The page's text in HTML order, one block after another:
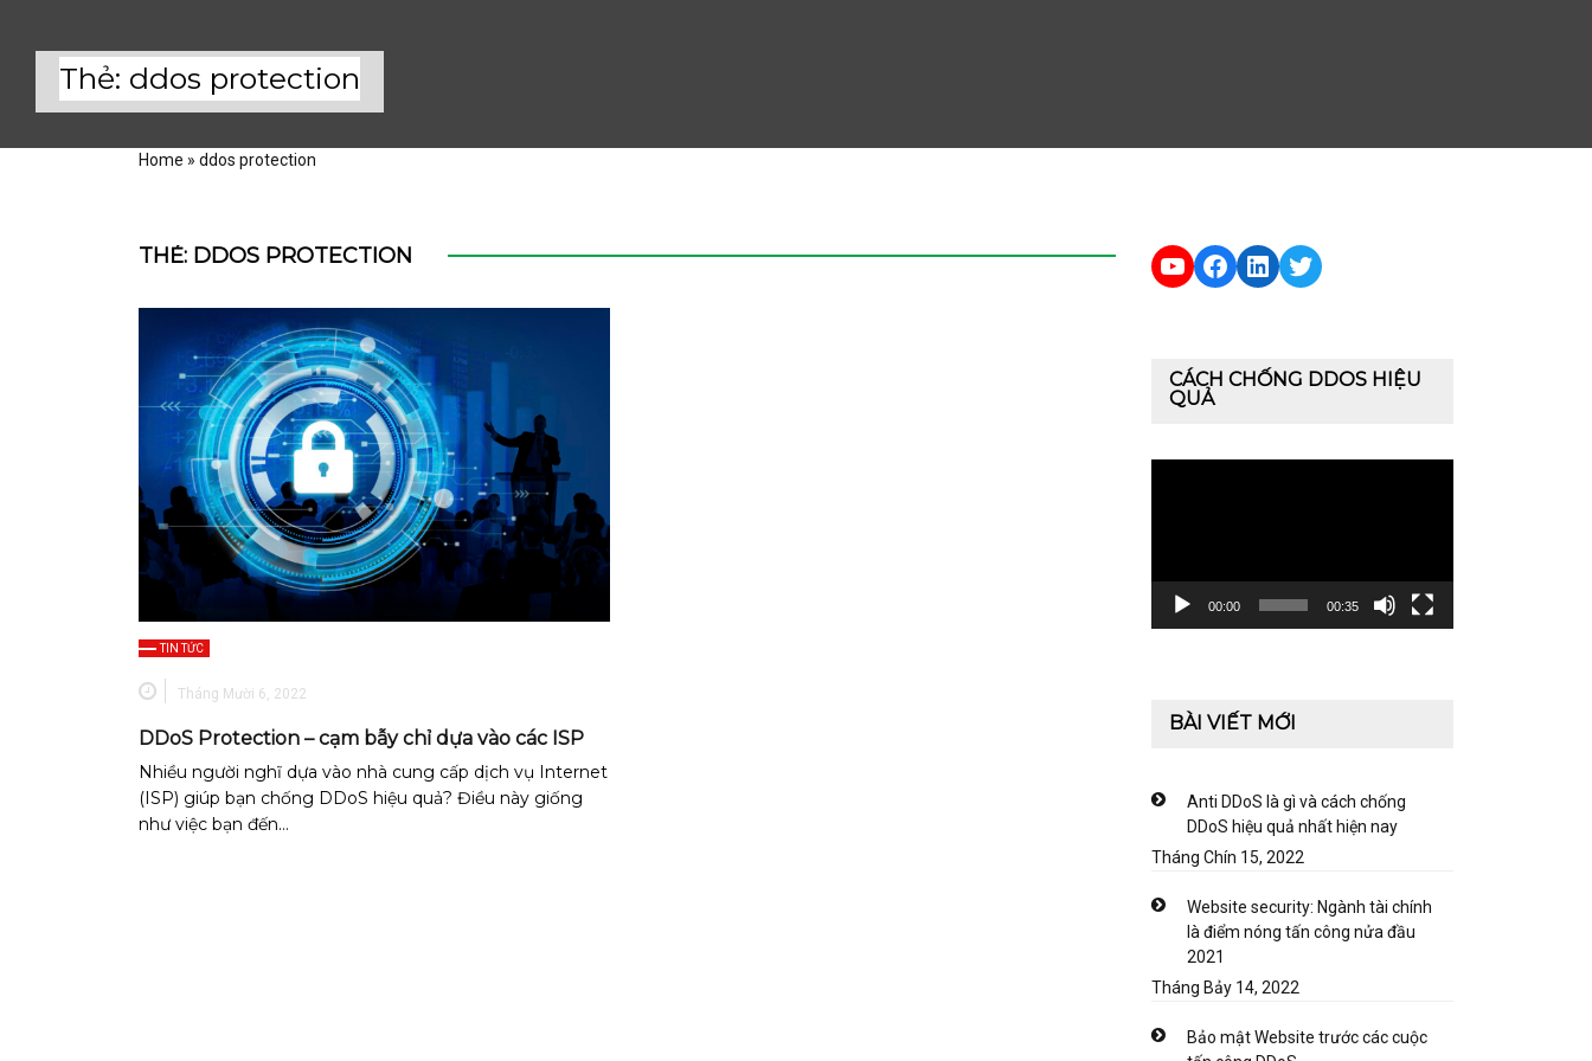
Thẻ: ddos protection
Home » ddos protection
THẺ: DDOS PROTECTION
TIN TỨC
Tháng Mười 6, 2022
DDoS Protection – cạm bẫy chỉ dựa vào các ISP
Nhiều người nghĩ dựa vào nhà cung cấp dịch vụ Internet
(ISP) giúp bạn chống DDoS hiệu quả? Điều này giống
như việc bạn đến…
YouTube
Facebook
LinkedIn
Twitter
CÁCH CHỐNG DDOS HIỆU
QUẢ
00:00 00:35
BÀI VIẾT MỚI
Anti DDoS là gì và cách chống
DDoS hiệu quả nhất hiện nay
Tháng Chín 15, 2022
Website security: Ngành tài chính
là điểm nóng tấn công nửa đầu
2021
Tháng Bảy 14, 2022
Bảo mật Website trước các cuộc